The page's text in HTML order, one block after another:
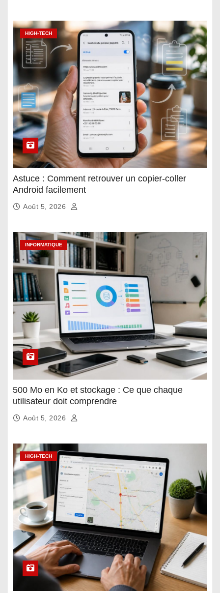
HIGH-TECH
Astuce : Comment retrouver un copier-coller
Android facilement
Août 5, 2026
INFORMATIQUE
500 Mo en Ko et stockage : Ce que chaque
utilisateur doit comprendre
Août 5, 2026
HIGH-TECH